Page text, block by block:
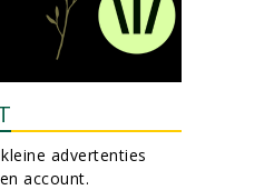
advertenties
account.